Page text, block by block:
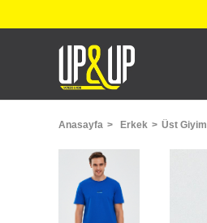
Anasayfa Erkek Üst Giyim